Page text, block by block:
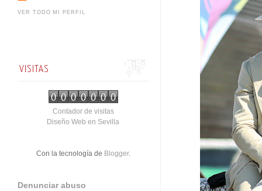
VER TODO MI PERFIL
VISITAS
Contador de visitas
Diseño Web en Sevilla
Con la tecnología de Blogger.
Denunciar abuso